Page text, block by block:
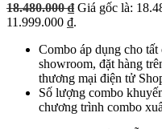
18.480.000₫ Giá gốc là:
11.999.000 ₫.
Combo áp dụng cho tất
showroom, đặt hàng
thương mại điện tử
Số lượng combo
chương trình combo